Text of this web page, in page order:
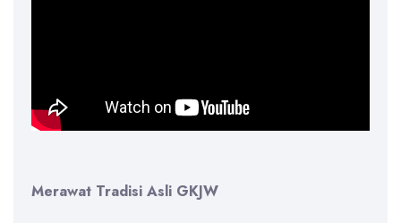
Merawat Tradisi Asli GKJW